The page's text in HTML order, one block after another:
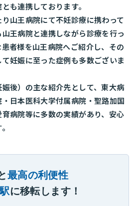
も連携しております。
山王病院にて不妊診療に携わって
王病院と連携しながら診療を行っ
者様を山王病院へご紹介し、その
妊娠に至った症例も多数ございま
後）の主な紹介先として、東大病
日本医科大学付属病院・聖路加国
病院等に多数の実績があり、安心
最高の利便性
に移転します！